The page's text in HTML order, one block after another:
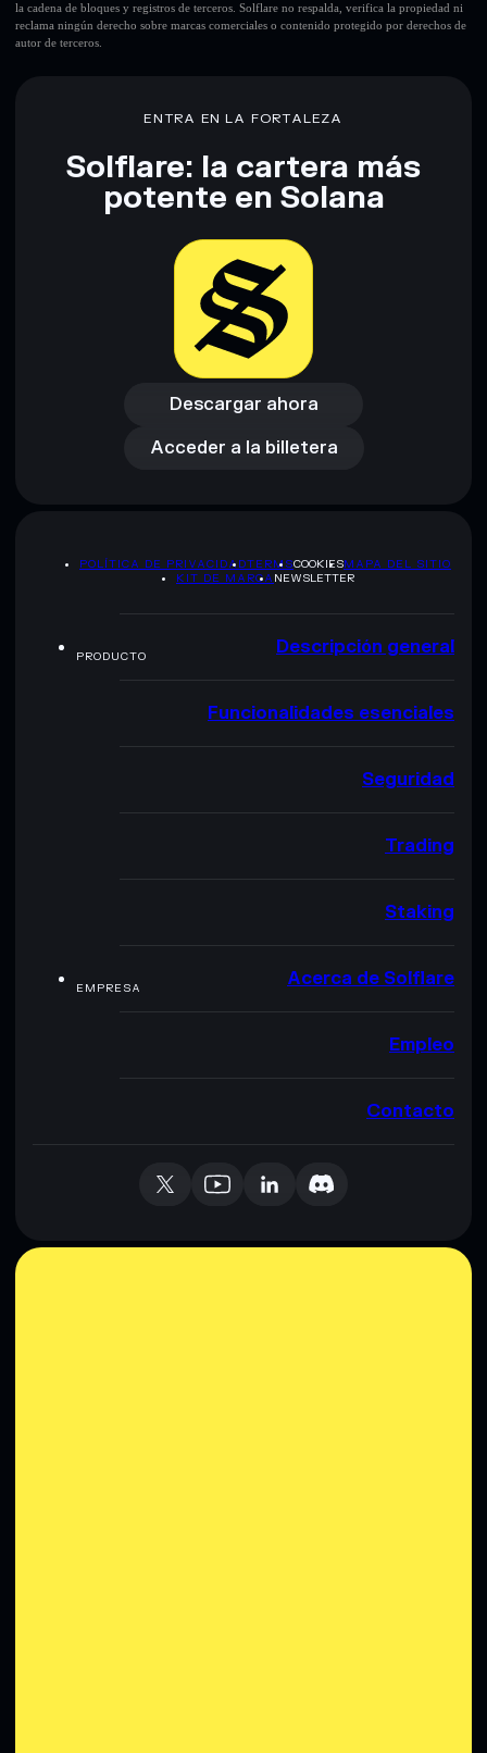
la cadena de bloques y registros de terceros. Solflare no respalda, verifica la propiedad ni
reclama ningún derecho sobre marcas comerciales o contenido protegido por derechos de
autor de terceros.
ENTRA EN LA FORTALEZA
Solflare: la cartera más
potente en Solana
Descargar ahora
Descargar ahora
Acceder a la billetera
Acceder a la billetera
POLÍTICA DE PRIVACIDADTERMSCOOKIESMAPA DEL SITIO
KIT DE MARCA NEWSLETTER
PRODUCTO Descripción general
Funcionalidades esenciales
Seguridad
Trading
Staking
EMPRESA Acerca de Solflare
Empleo
Contacto